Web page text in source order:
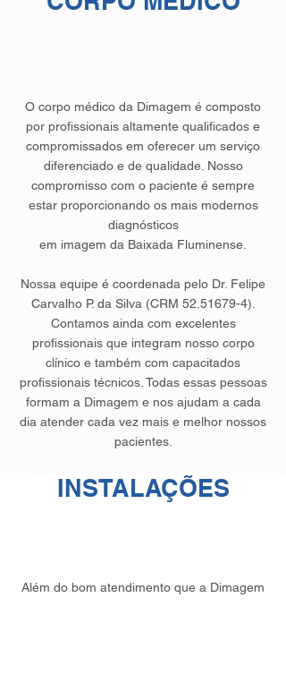
O corpo médico da Dimagem é composto
por profissionais altamente qualificados e
compromissados em oferecer um serviço
diferenciado e de qualidade. Nosso
compromisso com o paciente é sempre
estar proporcionando os mais modernos
diagnósticos
em imagem da Baixada Fluminense.
Nossa equipe é coordenada pelo Dr. Felipe
Carvalho P. da Silva (CRM 52.51679-4)
Contamos ainda com excelentes
profissionais que integram nosso corpo
clínico e também com capacitados
profissionais técnicos. Todas essas pessoas
formam a Dimagem e nos ajudam a cada
dia atender cada vez mais e melhor nossos
pacientes.
INSTALAÇÕES
Além do bom atendimento que a Dimagem